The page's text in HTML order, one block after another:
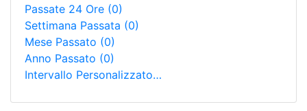
Passate 24 Ore (0)
Settimana Passata (0)
Mese Passato (0)
Anno Passato (0)
Intervallo Personalizzato…